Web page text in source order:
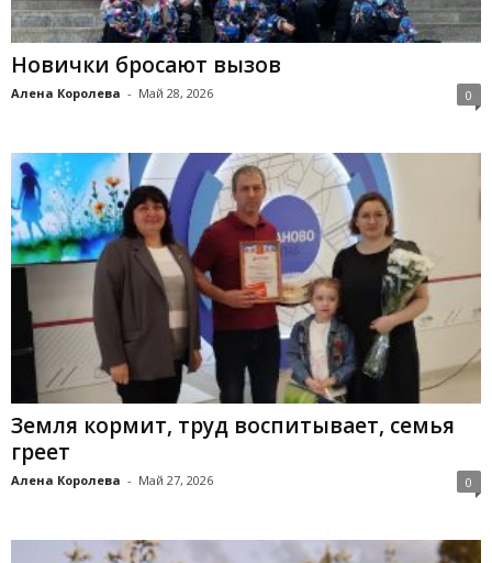
Новички бросают вызов
Алена Королева - Май 28, 2026 0
Земля кормит, труд воспитывает, семья
греет
Алена Королева - Май 27, 2026 0